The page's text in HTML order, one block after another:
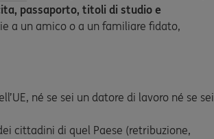
passaporto, titoli di studio e
a un amico o a un familiare fidato,
né se sei un datore di lavoro né se sei
cittadini di quel Paese (retribuzione,